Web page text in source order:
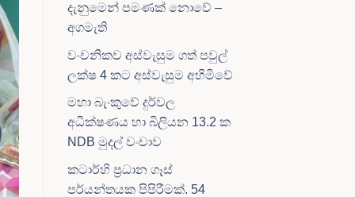
දැනුමෙන් පමණක් නොවේ –
අගමැති
වංචනිකව අස්වැසුම ගත් පවුල්
ලක්ෂ 4 කට අස්වැසුම අහිමිවේ
මහා බැංකුවේ දුර්වල
අධීක්ෂණය හා බිලියන 13.2 ක
NDB මුදල් වංචාව
කටාර්හි ප්‍රධාන ගෑස්
පර්යන්තයක පිපිරීමක්. 54